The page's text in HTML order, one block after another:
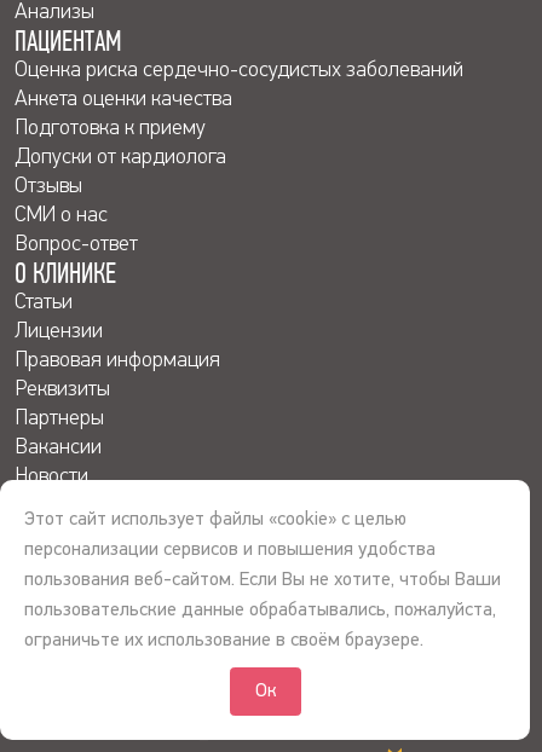
Анализы
ПАЦИЕНТАМ
Оценка риска сердечно-сосудистых заболеваний
Анкета оценки качества
Подготовка к приему
Допуски от кардиолога
Отзывы
СМИ о нас
Вопрос-ответ
О КЛИНИКЕ
Статьи
Лицензии
Правовая информация
Реквизиты
Партнеры
Вакансии
Новости
4.8
© 2026 © ООО «Сибирь-Ассист», Первая Кардиоклиника. Все права
Этот сайт использует файлы «cookie» с целью
персонализации сервисов и повышения удобства
пользования веб-сайтом. Если Вы не хотите, чтобы Ваши
пользовательские данные обрабатывались, пожалуйста,
ограничьте их использование в своём браузере.
Ок